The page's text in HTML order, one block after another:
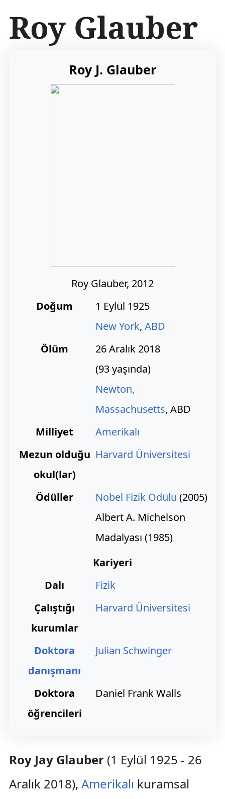
ç
r
Roy Glauber
Roy J. Glauber
Roy Glauber, 2012
Doğum
1 Eylül 1925
New York, ABD
Ölüm
26 Aralık 2018
(93 yaşında)
Newton,
Massachusetts, ABD
Milliyet
Amerikalı
Mezun olduğu
okul(lar)
Harvard Üniversitesi
Ödüller Nobel Fizik Ödülü (2005)
Albert A. Michelson
Madalyası (1985)
Kariyeri
Dalı
Fizik
Çalıştığı
kurumlar
Harvard Üniversitesi
Doktora
danışmanı
Julian Schwinger
Doktora
öğrencileri
Daniel Frank Walls
Roy Jay Glauber(1 Eylül 1925 - 26
Aralık 2018), Amerikalı kuramsal